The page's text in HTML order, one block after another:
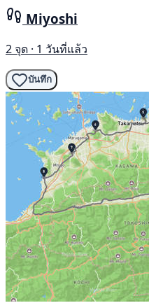
Miyoshi
2 จุด · 1 วันที่แล้ว
บันทึก